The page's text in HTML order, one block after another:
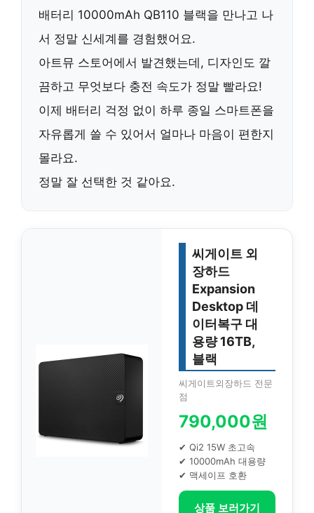
배터리 10000mAh QB110 블랙을 만나고 나
서 정말 신세계를 경험했어요.
아트뮤 스토어에서 발견했는데, 디자인도 깔
끔하고 무엇보다 충전 속도가 정말 빨라요!
이제 배터리 걱정 없이 하루 종일 스마트폰을
자유롭게 쓸 수 있어서 얼마나 마음이 편한지
몰라요.
정말 잘 선택한 것 같아요.
씨게이트 외
장하드
Expansion
Desktop 데
이터복구 대
용량 16TB,
블랙
씨게이트외장하드 전문
점
790,000원
✔ Qi2 15W 초고속
✔ 10000mAh 대용량
✔ 맥세이프 호환
상품 보러가기